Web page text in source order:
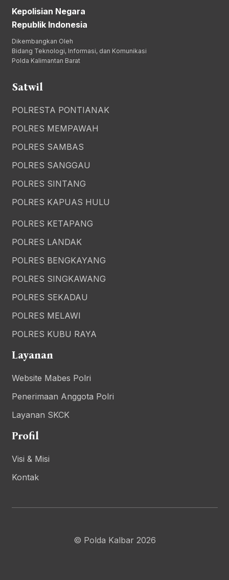
Kepolisian Negara
Republik Indonesia
Dikembangkan Oleh
Bidang Teknologi, Informasi, dan Komunikasi
Polda Kalimantan Barat
Satwil
POLRESTA PONTIANAK
POLRES MEMPAWAH
POLRES SAMBAS
POLRES SANGGAU
POLRES SINTANG
POLRES KAPUAS HULU
POLRES KETAPANG
POLRES LANDAK
POLRES BENGKAYANG
POLRES SINGKAWANG
POLRES SEKADAU
POLRES MELAWI
POLRES KUBU RAYA
Layanan
Website Mabes Polri
Penerimaan Anggota Polri
Layanan SKCK
Profil
Visi & Misi
Kontak
© Polda Kalbar 2026